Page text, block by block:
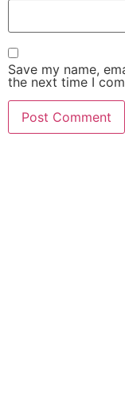
Save my name,
the next time I